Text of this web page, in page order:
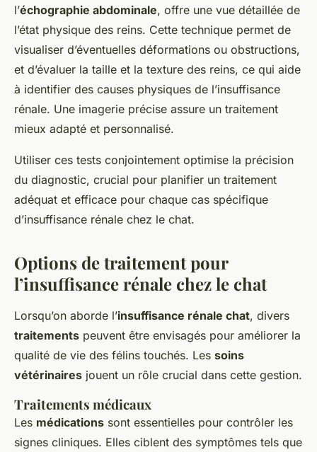
l’échographie abdominale, offre une vue détaillée de
l’état physique des reins. Cette technique permet de
visualiser d’éventuelles déformations ou obstructions,
et d’évaluer la taille et la texture des reins, ce qui aide
à identifier des causes physiques de l’insuffisance
rénale. Une imagerie précise assure un traitement
mieux adapté et personnalisé.
Utiliser ces tests conjointement optimise la précision
du diagnostic, crucial pour planifier un traitement
adéquat et efficace pour chaque cas spécifique
d’insuffisance rénale chez le chat.
Options de traitement pour
l’insuffisance rénale chez le chat
Lorsqu’on aborde l’insuffisance rénale chat, divers
traitements peuvent être envisagés pour améliorer la
qualité de vie des félins touchés. Les soins
vétérinaires jouent un rôle crucial dans cette gestion.
Traitements médicaux
Les médications sont essentielles pour contrôler les
signes cliniques. Elles ciblent des symptômes tels que